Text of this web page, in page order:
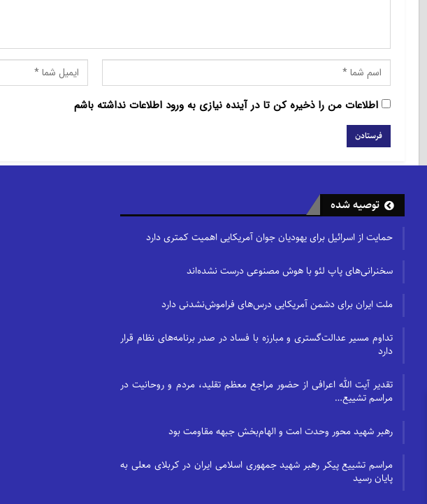
اطلاعات من را ذخیره کن تا در آینده نیازی به ورود اطلاعات نداشته باشم
توصیه شده
حمایت از اسرائیل برای یهودیان جوان آمریکایی اهمیت کمتری دارد
سخنرانی‌های پاپ لئو با هوش مصنوعی درست نشده‌اند
ملت ایران برای دشمن آمریکایی درس‌های فراموش‌نشدنی دارد
تداوم مسیر عدالت‌گستری و مبارزه با فساد در صدر برنامه‌های نظام قرار
دارد
تقدیر آیت الله اعرافی از حضور مراجع معظم تقلید، مردم و روحانیت در
مراسم تشییع…
رهبر شهید محور وحدت امت و الهام‌بخش جبهه مقاومت بود
مراسم تشییع پیکر رهبر شهید جمهوری اسلامی ایران در کربلای معلی به
پایان رسید